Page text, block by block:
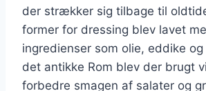
der strækker sig tilbage til
former for dressing blev lavet
ingredienser som olie, eddike
det antikke Rom blev der brugt
forbedre smagen af salater og